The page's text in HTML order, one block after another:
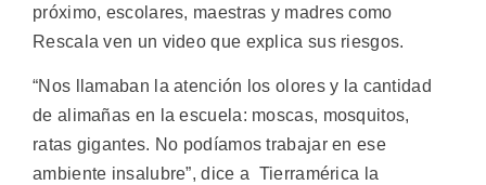
próximo, escolares, maestras y madres como
Rescala ven un video que explica sus riesgos.
“Nos llamaban la atención los olores y la cantidad
de alimañas en la escuela: moscas, mosquitos,
ratas gigantes. No podíamos trabajar en ese
ambiente insalubre”, dice a Tierramérica la